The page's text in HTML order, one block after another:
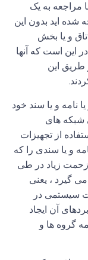
به یک
شده اید بدون این
و یا بخش
این است که آنها
طریق این
.
نامه و یا سند خود
شبکههای
از تجهیزات
و یا سندی را که
زحمت زیاد در طی
گیرد ، یعنی
سیستمی در
آن ایجاد
گروه ها و